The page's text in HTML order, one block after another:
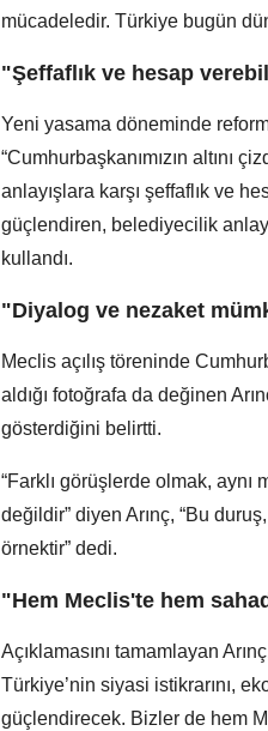
mücadeledir. Türkiye bugün
"Şeffaflık ve hesap
Yeni yasama döneminde reform
“Cumhurbaşkanımızın altını
anlayışlara karşı şeffaflık ve
güçlendiren, belediyecilik
kullandı.
"Diyalog ve nezaket
Meclis açılış töreninde
aldığı fotoğrafa da değinen
gösterdiğini belirtti.
“Farklı görüşlerde olmak,
değildir” diyen Arınç, “Bu
örnektir” dedi.
"Hem Meclis'te hem
Açıklamasını tamamlayan
Türkiye’nin siyasi istikrarını,
güçlendirecek. Bizler de hem